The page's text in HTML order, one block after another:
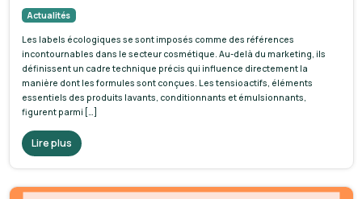
Actualités
Les labels écologiques se sont imposés comme des références
incontournables dans le secteur cosmétique. Au-delà du marketing, ils
définissent un cadre technique précis qui influence directement la
manière dont les formules sont conçues. Les tensioactifs, éléments
essentiels des produits lavants, conditionnants et émulsionnants,
figurent parmi […]
Lire plus